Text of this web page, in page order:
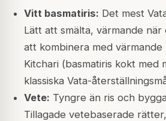
Vitt basmatiris: Det mest
Lätt att smälta, värmande
att kombinera med
Kitchari (basmatiris kokt med
klassiska Vata-
Vete: Tyngre än ris och
Tillagade vetebaserade